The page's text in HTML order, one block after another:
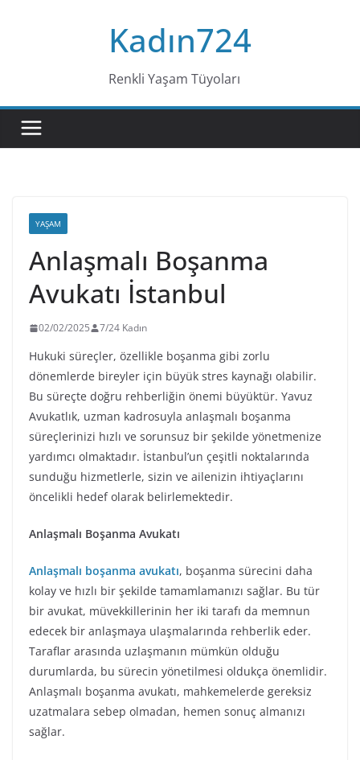
Kadın724
Renkli Yaşam Tüyoları
YAŞAM
Anlaşmalı Boşanma
Avukatı İstanbul
02/02/2025 7/24 Kadın
Hukuki süreçler, özellikle boşanma gibi zorlu
dönemlerde bireyler için büyük stres kaynağı olabilir.
Bu süreçte doğru rehberliğin önemi büyüktür. Yavuz
Avukatlık, uzman kadrosuyla anlaşmalı boşanma
süreçlerinizi hızlı ve sorunsuz bir şekilde yönetmenize
yardımcı olmaktadır. İstanbul’un çeşitli noktalarında
sunduğu hizmetlerle, sizin ve ailenizin ihtiyaçlarını
öncelikli hedef olarak belirlemektedir.
Anlaşmalı Boşanma Avukatı
Anlaşmalı boşanma avukatı, boşanma sürecini daha
kolay ve hızlı bir şekilde tamamlamanızı sağlar. Bu tür
bir avukat, müvekkillerinin her iki tarafı da memnun
edecek bir anlaşmaya ulaşmalarında rehberlik eder.
Taraflar arasında uzlaşmanın mümkün olduğu
durumlarda, bu sürecin yönetilmesi oldukça önemlidir.
Anlaşmalı boşanma avukatı, mahkemelerde gereksiz
uzatmalara sebep olmadan, hemen sonuç almanızı
sağlar.